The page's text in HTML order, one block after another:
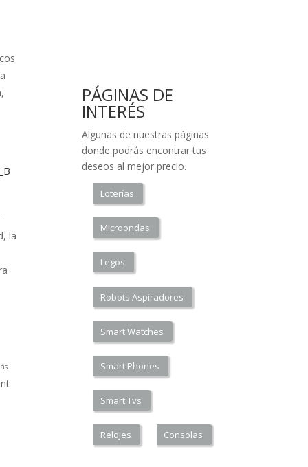
-
la
PÁGINAS DE
INTERÉS
Algunas de nuestras páginas
donde podrás encontrar tus
deseos al mejor precio.
Loterías
Microondas
Legos
Robots Aspiradores
Smart Watches
Smart Phones
Smart Tvs
Relojes Consolas